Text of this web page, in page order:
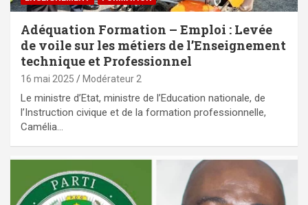
Adéquation Formation – Emploi : Levée
de voile sur les métiers de l’Enseignement
technique et Professionnel
16 mai 2025 Modérateur 2
Le ministre d’Etat, ministre de l’Education nationale, de
l’Instruction civique et de la formation professionnelle,
Camélia…